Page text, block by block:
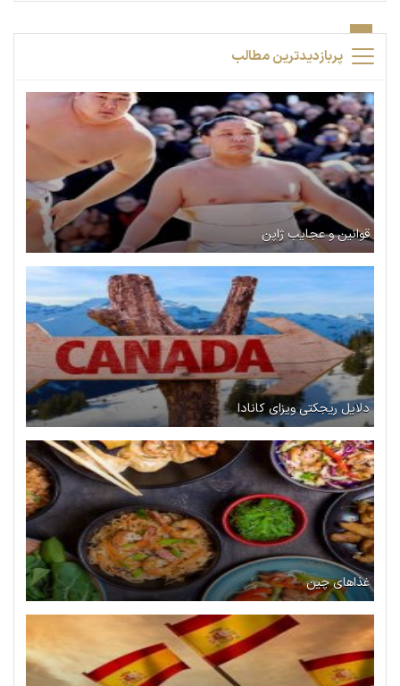
پربازدیدترین مطالب
قوانین و عجایب ژاپن
دلایل ریجکتی ویزای کانادا
غذاهای چین